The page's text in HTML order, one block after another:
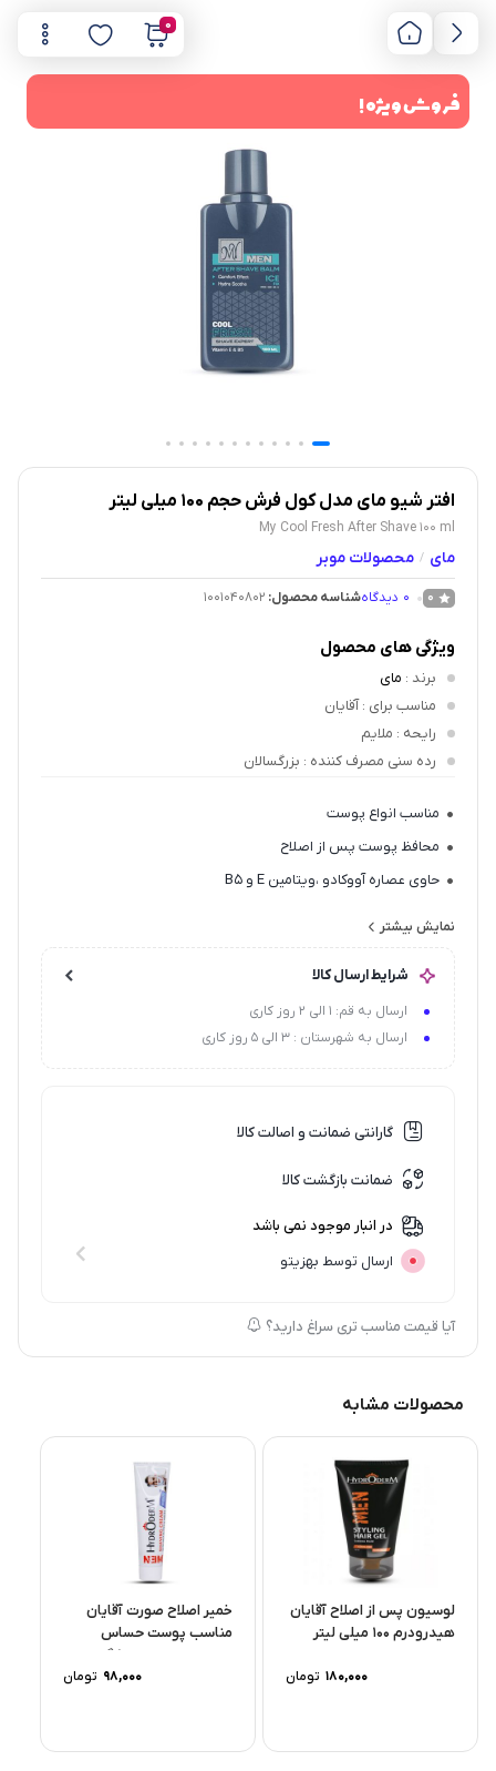
0
فروش ویژه !
افتر شیو مای مدل کول فرش حجم 100 میلی لیتر
My Cool Fresh After Shave 100 ml
مای / محصولات موبر
0
0 دیدگاهشناسه محصول: 1001040802
ویژگی های محصول
برند : مای
مناسب برای : آقایان
رایحه : ملایم
رده سنی مصرف کننده : بزرگسالان
مناسب انواع پوست
محافظ پوست پس از اصلاح
حاوی عصاره آووکادو ،ویتامین E و B۵
خنک کننده ملایم
فاقد چربی
التیام بخش
نمایش بیشتر
شرایط ارسال کالا
ارسال به قم: 1 الی 2 روز کاری
ارسال به شهرستان : 3 الی 5 روز کاری
گارانتی ضمانت و اصالت کالا
ضمانت بازگشت کالا
در انبار موجود نمی باشد
ارسال توسط بهزیتو
آیا قیمت مناسب تری سراغ دارید؟
محصولات مشابه
لوسیون پس از اصلاح آقایان
هیدرودرم 100 میلی لیتر
180,000 تومان
خمیر اصلاح صورت آقایان
مناسب پوست حساس
98,000 تومان